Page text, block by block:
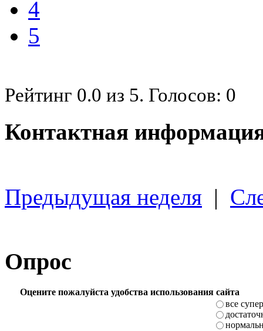
4
5
Рейтинг 0.0 из 5. Голосов: 0
Контактная
Предыдущая неделя |
Опрос
Оцените пожалуйста удобства использования сайта
все супер